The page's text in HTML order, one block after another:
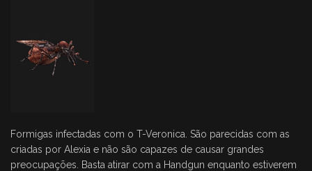
Formigas infectadas com o T-Veronica. São parecidas com as
criadas por Alexia e não são capazes de causar grandes
preocupações. Basta atirar com a Handgun enquanto estiverem